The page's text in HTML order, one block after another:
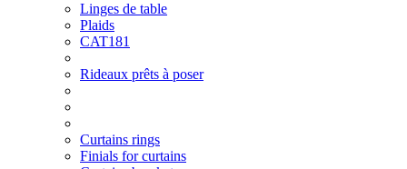
Linges de table
Plaids
CAT181
Rideaux prêts à poser
Curtains rings
Finials for curtains